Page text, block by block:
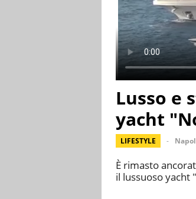
Lusso e
yacht
LIFESTYLE
È rimasto
il lussuoso yacht